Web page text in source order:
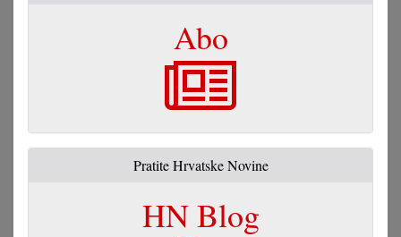
Abo
Pratite Hrvatske Novine
HN Blog